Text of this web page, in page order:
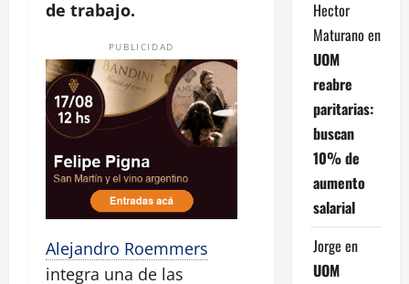
de trabajo.
PUBLICIDAD
Alejandro Roemmers
integra una de las
Hector
Maturano en
UOM
reabre
paritarias:
buscan
10% de
aumento
salarial
Jorge en
UOM